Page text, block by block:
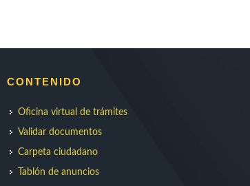
CONTENIDO
Oficina virtual de trámites
Validar documentos
Carpeta ciudadano
Tablón de anuncios